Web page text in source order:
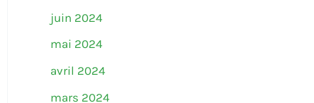
juin 2024
mai 2024
avril 2024
mars 2024